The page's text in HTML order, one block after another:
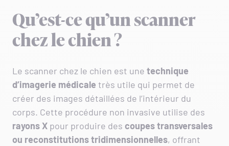
Qu’est-ce qu’un scanner
chez le chien ?
Le scanner chez le chien est une technique
d’imagerie médicale très utile qui permet de
créer des images détaillées de l’intérieur du
corps. Cette procédure non invasive utilise des
rayons X pour produire des coupes transversales
ou reconstitutions tridimensionnelles, offrant